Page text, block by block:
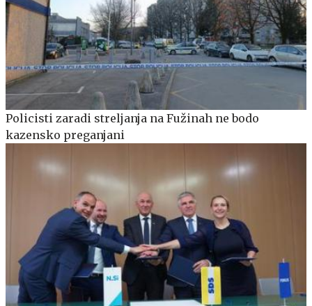
Policisti zaradi streljanja na Fužinah ne bodo
kazensko preganjani